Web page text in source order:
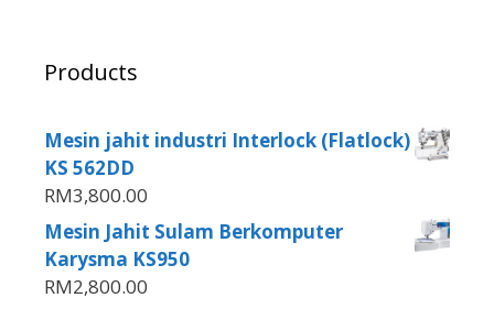
Products
Mesin jahit industri Interlock (Flatlock)
KS 562DD
RM3,800.00
Mesin Jahit Sulam Berkomputer
Karysma KS950
RM2,800.00